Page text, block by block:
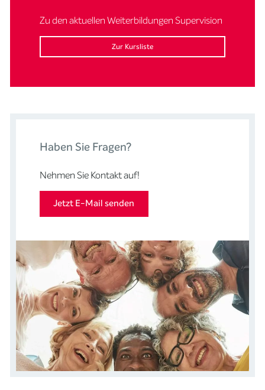
Zu den aktuellen Weiterbildungen Supervision
Zur Kursliste
Haben Sie Fragen?
Nehmen Sie Kontakt auf!
Jetzt E-Mail senden